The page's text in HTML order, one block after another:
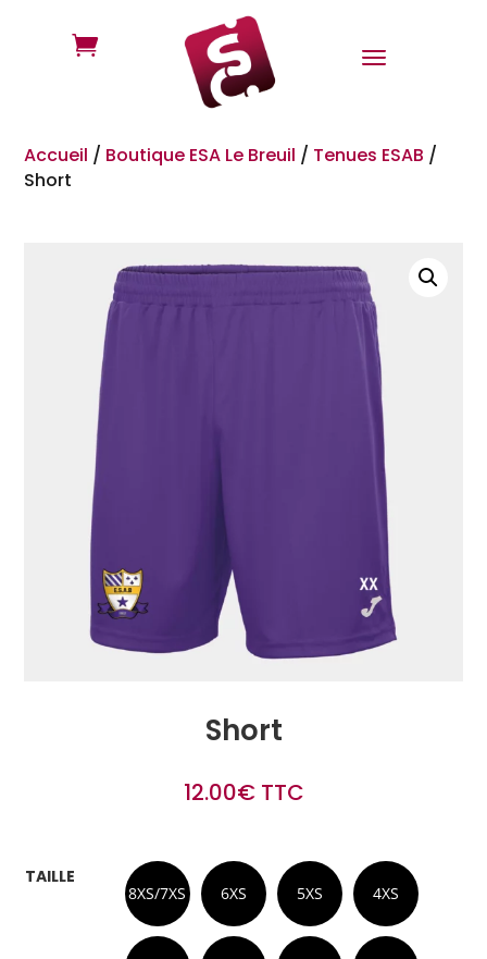

Accueil / Boutique ESA Le Breuil / Tenues ESAB /
Short
Short
12.00€ TTC
TAILLE
8XS/7XS 6XS 5XS 4XS